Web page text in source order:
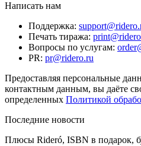
Написать нам
Поддержка:
Печать тиража:
Вопросы по услугам:
PR: pr@ridero.ru
Предоставляя персональные
контактным данным, вы даёте
определенных Политикой
Последние новости
Плюсы Rideró, ISBN в подарок,